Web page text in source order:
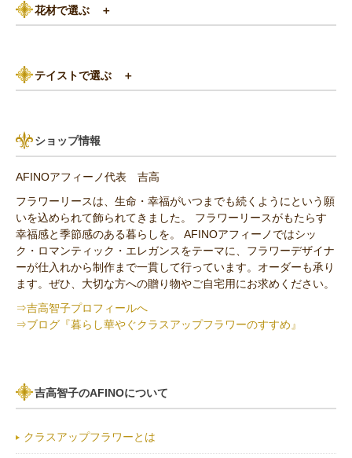
赤（レッド）系
グリーン（緑色）系
3,000円～5,000円
8,000円～10,000円
花材で選ぶ ＋
あじさい
ひまわり
その他の花材
セミオーダー作品
テイストで選ぶ ＋
アンティーク
ショップ情報
AFINOアフィーノ代表 吉高
フラワーリースは、生命・幸福がいつまでも続くようにという願
いを込められて飾られてきました。 フラワーリースがもたらす
幸福感と季節感のある暮らしを。 AFINOアフィーノではシッ
ク・ロマンティック・エレガンスをテーマに、フラワーデザイナ
ーが仕入れから制作まで一貫して行っています。オーダーも承り
ます。ぜひ、大切な方への贈り物やご自宅用にお求めください。
⇒吉高智子プロフィールへ
⇒ブログ『暮らし華やぐクラスアップフラワーのすすめ』
吉高智子のAFINOについて
クラスアップフラワーとは